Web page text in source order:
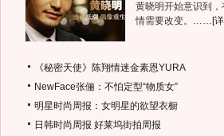
黄晓明开始意识到，
情需要改变。…… [
《秘密天使》陈翔情迷金素恩YURA
NewFace张俪：不怕定型“物质女”
明星时尚周报：女明星的欲望衣橱
日韩时尚周报 好莱坞街拍周报